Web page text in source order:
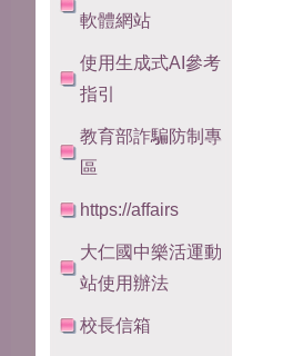
軟體網站
使用生成式AI參考
指引
教育部詐騙防制專
區
https://affairs
大仁國中樂活運動
站使用辦法
校長信箱